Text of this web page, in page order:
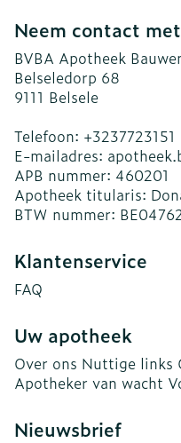
Neem contact
BVBA Apotheek
Belseledorp 68
9111 Belsele
Telefoon: +3237723151
E-mailadres:
APB nummer: 460201
Apotheek titularis:
BTW nummer:
Klantenservice
FAQ
Uw apotheek
Over ons Nuttige links
Apotheker van wacht
Nieuwsbrief